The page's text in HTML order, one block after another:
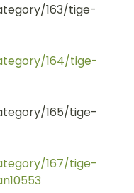
163/tige-
164/tige-
165/tige-
167/tige-